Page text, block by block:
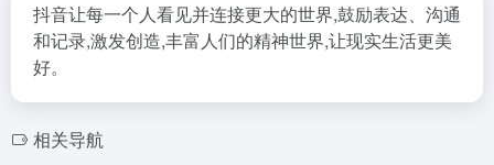
抖音让每一个人看见并连接更大的世界,鼓励表达、沟通
和记录,激发创造,丰富人们的精神世界,让现实生活更美
好。
相关导航